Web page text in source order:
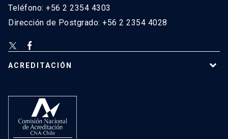
Teléfono: +56 2 2354 4303
Dirección de Postgrado: +56 2 2354 4028
ACREDITACIÓN